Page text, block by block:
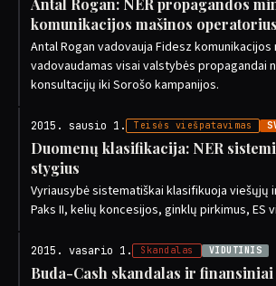
Antal Rogan: NER propagandos
komunikacijos mašinos operatorius
Antal Rogan vadovauja Fidesz komunikacijos
vadovaudamas visai valstybės propagandai
konsultacijų iki Sorošo kampanijos.
2015. sausio 1. Teisės viešpatavimas
Duomenų klasifikacija: NER
stygius
Vyriausybė sistematiškai klasifikuoja viešųjų
Paks II, kelių koncesijos, ginklų pirkimus, ES
2015. vasario 1. Skandalas VIDUTINIS
Buda-Cash skandalas ir